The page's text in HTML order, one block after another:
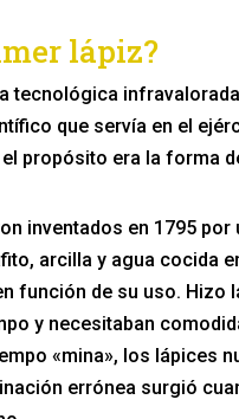
lápiz?
tecnológica
que servía en el
propósito era la forma
inventados en 1795
arcilla y agua cocida
función de su uso. Hizo
y necesitaban
«mina», los lápices
errónea surgió